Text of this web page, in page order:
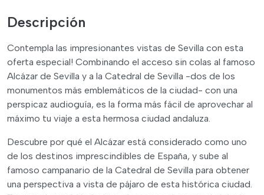
Descripción
Contempla las impresionantes vistas de Sevilla con esta
oferta especial! Combinando el acceso sin colas al famoso
Alcázar de Sevilla y a la Catedral de Sevilla -dos de los
monumentos más emblemáticos de la ciudad- con una
perspicaz audioguía, es la forma más fácil de aprovechar al
máximo tu viaje a esta hermosa ciudad andaluza.
Descubre por qué el Alcázar está considerado como uno
de los destinos imprescindibles de España, y sube al
famoso campanario de la Catedral de Sevilla para obtener
una perspectiva a vista de pájaro de esta histórica ciudad.